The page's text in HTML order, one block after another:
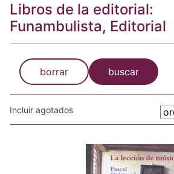
Libros de la editorial:
Funambulista, Editorial
borrar buscar
Incluir agotados